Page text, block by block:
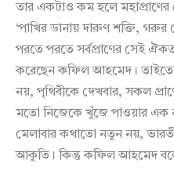
তার একটাও কম হলে
‘পাখির ডানায় দারুণ শক্তি,
পরতে পরতে সর্বপ্রাণের সেই
করেছেন কফিল আহমেদ।
নয়, পৃথিবীকে দেখবার, সকল
মতো নিজেকে খুঁজে পাওয়ার এক
মেলাবার কথাতো নতুন নয়,
আকুতি। কিন্তু কফিল আহমেদ